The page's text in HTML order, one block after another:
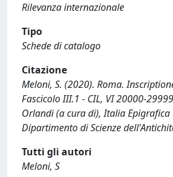
Rilevanza internazionale
Tipo
Schede di catalogo
Citazione
Meloni, S. (2020). Roma.
Fascicolo III.1 - CIL, VI 20000-
Orlandi (a cura di), Italia
Dipartimento di Scienze
Tutti gli autori
Meloni, S